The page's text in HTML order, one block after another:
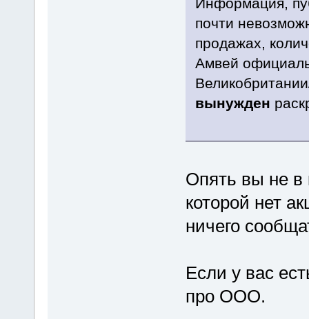
почти
продажах,
Амвей
вынужден
Опять вы не в
которой нет
ничего
Если у вас
про ООО.